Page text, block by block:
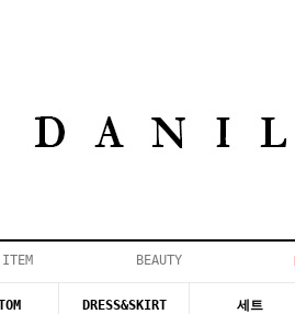
BEAUTY
DRESS&SKIRT 세트